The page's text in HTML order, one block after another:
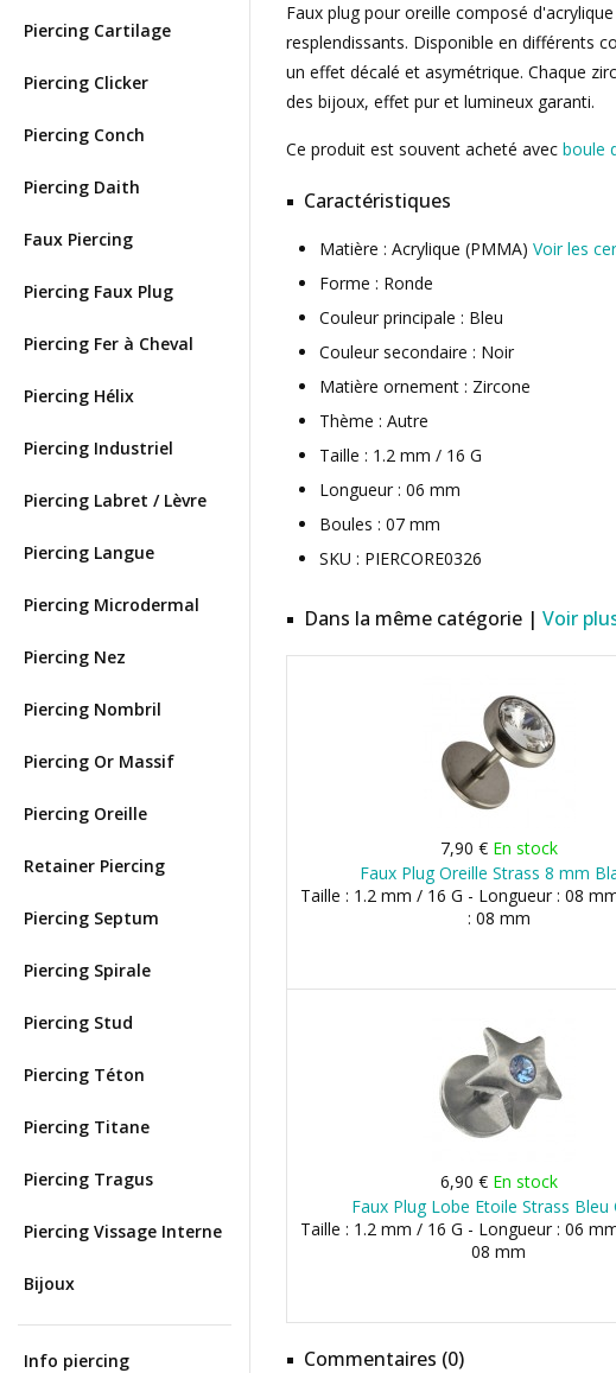
Piercing Cartilage
Piercing Clicker
Piercing Conch
Piercing Daith
Faux Piercing
Piercing Faux Plug
Piercing Fer à Cheval
Piercing Hélix
Piercing Industriel
Piercing Labret / Lèvre
Piercing Langue
Piercing Microdermal
Piercing Nez
Piercing Nombril
Piercing Or Massif
Piercing Oreille
Retainer Piercing
Piercing Septum
Piercing Spirale
Piercing Stud
Piercing Téton
Piercing Titane
Piercing Tragus
Piercing Vissage Interne
Bijoux
Info piercing
Faux plug pour oreille composé
resplendissants. Disponible en différents
un effet décalé et asymétrique. Chaque
des bijoux, effet pur et lumineux garanti.
Ce produit est souvent acheté avec boule
Caractéristiques
Matière : Acrylique (PMMA) Voir les
Forme : Ronde
Couleur principale : Bleu
Couleur secondaire : Noir
Matière ornement : Zircone
Thème : Autre
Taille : 1.2 mm / 16 G
Longueur : 06 mm
Boules : 07 mm
SKU : PIERCORE0326
Dans la même catégorie | Voir
7,90 € En stock
Faux Plug Oreille Strass 8 mm
Taille : 1.2 mm / 16 G - Longueur : 08
: 08 mm
6,90 € En stock
Faux Plug Lobe Etoile Strass Bleu
Taille : 1.2 mm / 16 G - Longueur : 06
08 mm
Commentaires (0)